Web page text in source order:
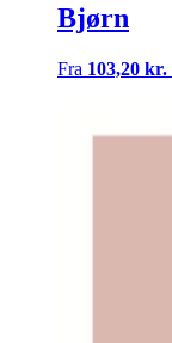
Bjørn
Fra 103,20 kr.